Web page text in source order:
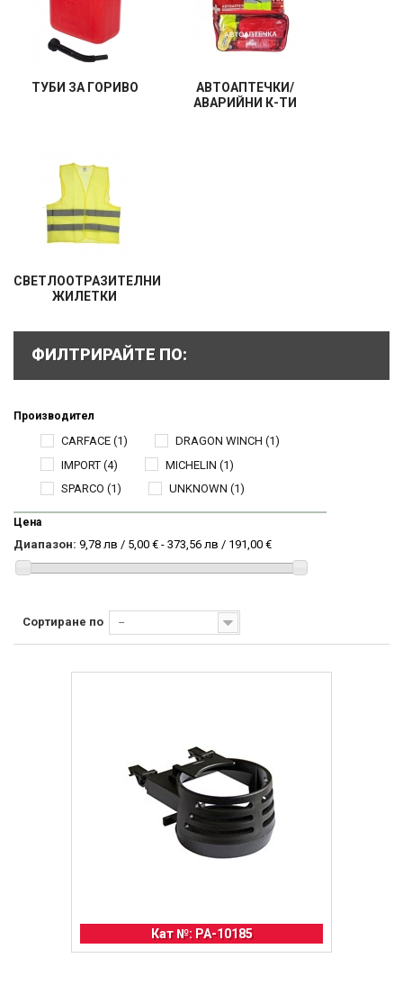
ТУБИ ЗА ГОРИВО
АВТОАПТЕЧКИ/
АВАРИЙНИ К-ТИ
СВЕТЛООТРАЗИТЕЛНИ
ЖИЛЕТКИ
ФИЛТРИРАЙТЕ ПО:
Производител
CARFACE (1) DRAGON WINCH (1)
IMPORT (4) MICHELIN (1)
SPARCO (1) UNKNOWN (1)
Цена
Диапазон: 9,78 лв / 5,00 € - 373,56 лв / 191,00 €
Сортиране по --
Кат №: PA-10185